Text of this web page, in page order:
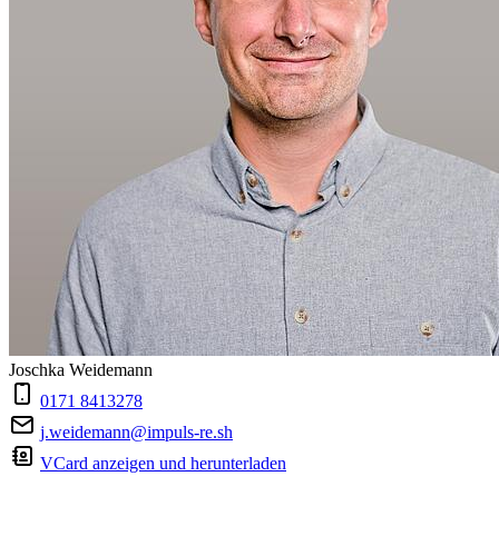
Joschka Weidemann
0171 8413278
j.weidemann@impuls-re.sh
VCard anzeigen und herunterladen